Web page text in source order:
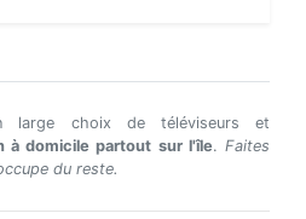
large choix de téléviseurs et
à domicile partout sur l'île. Faites
du reste.